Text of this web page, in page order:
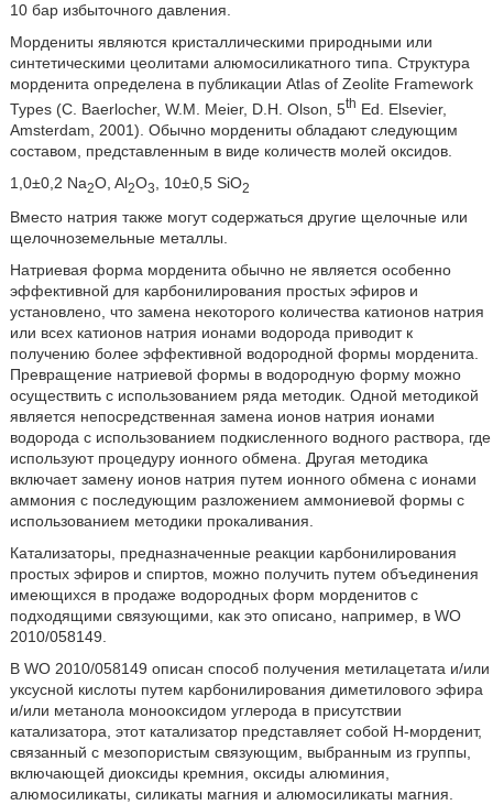
10 бар избыточного давления.
Мордениты являются кристаллическими природными или
синтетическими цеолитами алюмосиликатного типа. Структура
морденита определена в публикации Atlas of Zeolite Framework
Types (С. Baerlocher, W.M. Meier, D.H. Olson, 5th Ed. Elsevier,
Amsterdam, 2001). Обычно мордениты обладают следующим
составом, представленным в виде количеств молей оксидов.
1,0±0,2 Na2O, Al2O3 , 10±0,5 SiO2
Вместо натрия также могут содержаться другие щелочные или
щелочноземельные металлы.
Натриевая форма морденита обычно не является особенно
эффективной для карбонилирования простых эфиров и
установлено, что замена некоторого количества катионов натрия
или всех катионов натрия ионами водорода приводит к
получению более эффективной водородной формы морденита.
Превращение натриевой формы в водородную форму можно
осуществить с использованием ряда методик. Одной методикой
является непосредственная замена ионов натрия ионами
водорода с использованием подкисленного водного раствора, где
используют процедуру ионного обмена. Другая методика
включает замену ионов натрия путем ионного обмена с ионами
аммония с последующим разложением аммониевой формы с
использованием методики прокаливания.
Катализаторы, предназначенные реакции карбонилирования
простых эфиров и спиртов, можно получить путем объединения
имеющихся в продаже водородных форм морденитов с
подходящими связующими, как это описано, например, в WO
2010/058149.
В WO 2010/058149 описан способ получения метилацетата и/или
уксусной кислоты путем карбонилирования диметилового эфира
и/или метанола монооксидом углерода в присутствии
катализатора, этот катализатор представляет собой Н-морденит,
связанный с мезопористым связующим, выбранным из группы,
включающей диоксиды кремния, оксиды алюминия,
алюмосиликаты, силикаты магния и алюмосиликаты магния.